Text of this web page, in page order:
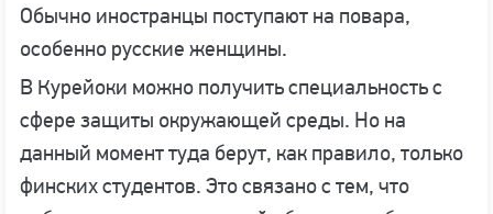
Обычно иностранцы поступают на повара,
особенно русские женщины.
В Курейоки можно получить специальность с
сфере защиты окружающей среды. Но на
данный момент туда берут, как правило, только
финских студентов. Это связано с тем, что